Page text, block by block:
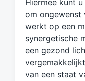
m
e
t
Hiermee kunt
om ongewenst
werkt op een
synergetische
een gezond
van een staat